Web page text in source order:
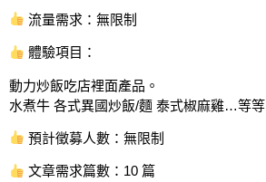
流量需求：無限制
體驗項目：
動力炒飯吃店裡面產品。
水煮牛 各式異國炒飯/麵 泰式椒麻雞…等等
預計徵募人數：無限制
文章需求篇數：10 篇